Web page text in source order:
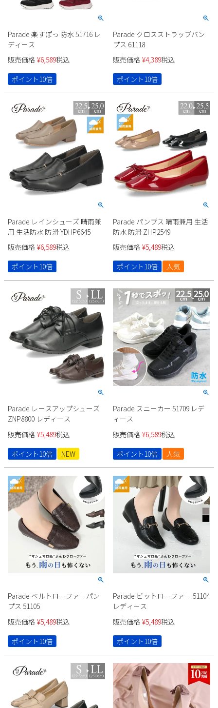
new balance
営業日カレンダー
休業日
日 木
1
2
4 6
8
10
16
17 20 21
22
23
24 25 27 28
29
30
31
2026 年9月
日 月 木 金
6
7 8 10 11
12
13
14 15 17 18
20
21 24 25
27
28
新規会員登録
会社概要
プライバシーポリシー
特定商取引法に基づく表示
お問い合わせ
Parade 楽すぽっ 防水 51716 レ
ディース
販売価格 ¥6,589税込
ポイント10倍
Parade クロスストラップパン
プス 61118
販売価格 ¥4,389税込
ポイント10倍
Parade レインシューズ 晴雨兼
用 生活防水 防滑 YDHP6645
販売価格 ¥6,589税込
ポイント10倍
Parade パンプス 晴雨兼用 生活
防水 防滑 ZHP2549
販売価格 ¥5,489税込
ポイント10倍
人気
Parade レースアップシューズ
ZNP8800 レディース
販売価格 ¥5,489税込
ポイント10倍
NEW
Parade スニーカー 51709 レデ
ィース
販売価格 ¥6,589税込
ポイント10倍
人気
Parade ベルトローファーパン
プス 51105
販売価格 ¥5,489税込
ポイント10倍
Parade ビットローファー 51104
レディース
販売価格 ¥5,489税込
ポイント10倍